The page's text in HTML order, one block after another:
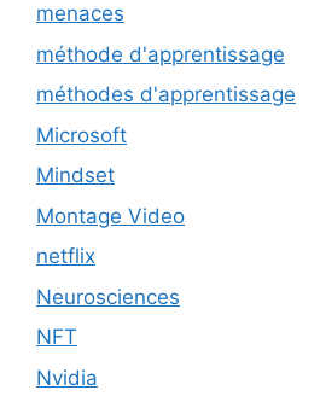
menaces
méthode d'apprentissage
méthodes d'apprentissage
Microsoft
Mindset
Montage Video
netflix
Neurosciences
NFT
Nvidia